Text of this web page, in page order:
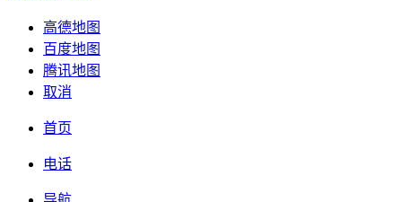
高德地图
百度地图
腾讯地图
取消
首页
电话